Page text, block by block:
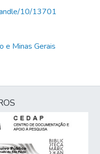
10/13701
e Minas Gerais